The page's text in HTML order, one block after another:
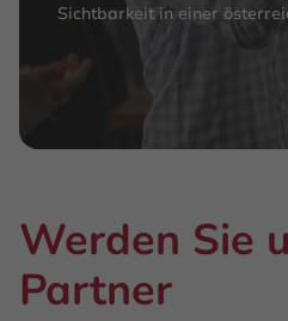
Sichtbarkeit in einer
Werden Sie
Partner